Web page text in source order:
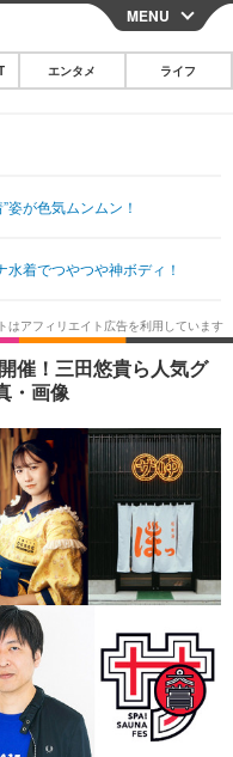
CLOSE
その他
映画・ドラマ
韓国・芸能
スポーツ
その他
グルメ
ショッピング
MENU
エンタメ ライフ
姿が色気ムンムン！
水着でつやつや神ボディ！
催！三田悠貴ら人気グ
・画像